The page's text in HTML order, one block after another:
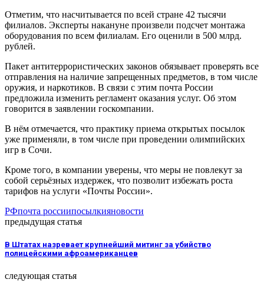
Отметим, что насчитывается по всей стране 42 тысячи
филиалов. Эксперты накануне произвели подсчет монтажа
оборудования по всем филиалам. Его оценили в 500 млрд.
рублей.
Пакет антитеррористических законов обязывает проверять все
отправления на наличие запрещенных предметов, в том числе
оружия, и наркотиков. В связи с этим почта России
предложила изменить регламент оказания услуг. Об этом
говорится в заявлении госкомпании.
В нём отмечается, что практику приема открытых посылок
уже применяли, в том числе при проведении олимпийских
игр в Сочи.
Кроме того, в компании уверены, что меры не повлекут за
собой серьёзных издержек, что позволит избежать роста
тарифов на услуги «Почты России».
РФпочта россиипосылкияновости
предыдущая статья
В Штатах назревает крупнейший митинг за убийство
полицейскими афроамериканцев
следующая статья